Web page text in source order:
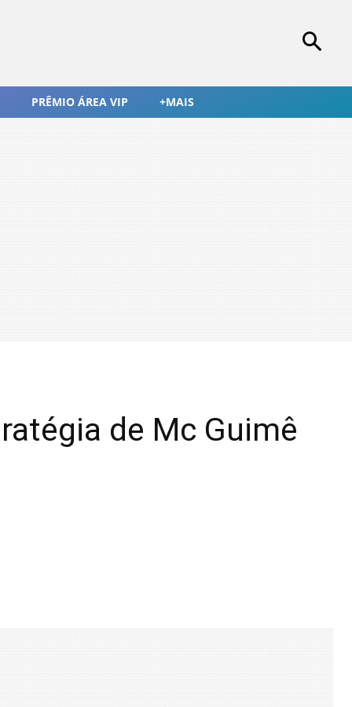
PRÊMIO ÁREA VIP +MAIS
de Mc Guimê